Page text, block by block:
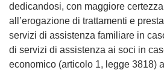
dedicandosi, con maggiore
all’erogazione di trattamenti e
servizi di assistenza familiare in
di servizi di assistenza ai soci in
economico (articolo 1, legge 3818)